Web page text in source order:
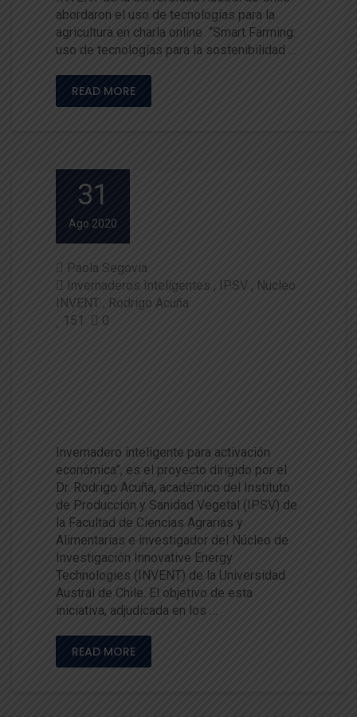
abordaron el uso de tecnologías para la
agricultura en charla online “Smart Farming:
uso de tecnologías para la sostenibilidad …
READ MORE
31
Ago 2020
Paola Segovia
Invernaderos Inteligentes
IPSV
Nucleo
INVENT
Rodrigo Acuña
151
0
Invernadero inteligente para activación
económica”, es el proyecto dirigido por el
Dr. Rodrigo Acuña, académico del Instituto
de Producción y Sanidad Vegetal (IPSV) de
la Facultad de Ciencias Agrarias y
Alimentarias e investigador del Núcleo de
Investigación Innovative Energy
Technologies (INVENT) de la Universidad
Austral de Chile. El objetivo de esta
iniciativa, adjudicada en los …
READ MORE